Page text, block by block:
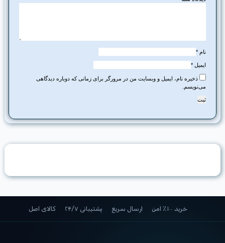
ذخیره نام، ایمیل و وبسایت من در مرورگر برای زمانی که دوباره دیدگاهی
می‌نویسم.
خرید ۱۰۰٪ امن ارسال سریع پشتیبانی ۲۴/۷ کالای اصل